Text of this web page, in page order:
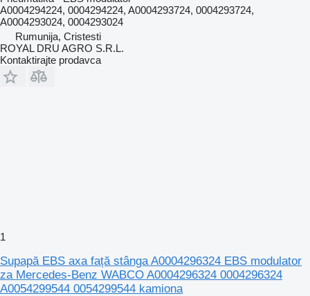
A0004294224, 0004294224, A0004293724, 0004293724,
A0004293024, 0004293024
Rumunija, Cristesti
ROYAL DRU AGRO S.R.L.
Kontaktirajte prodavca
1
Supapă EBS axa față stânga A0004296324 EBS modulator
za Mercedes-Benz WABCO A0004296324 0004296324
A0054299544 0054299544 kamiona